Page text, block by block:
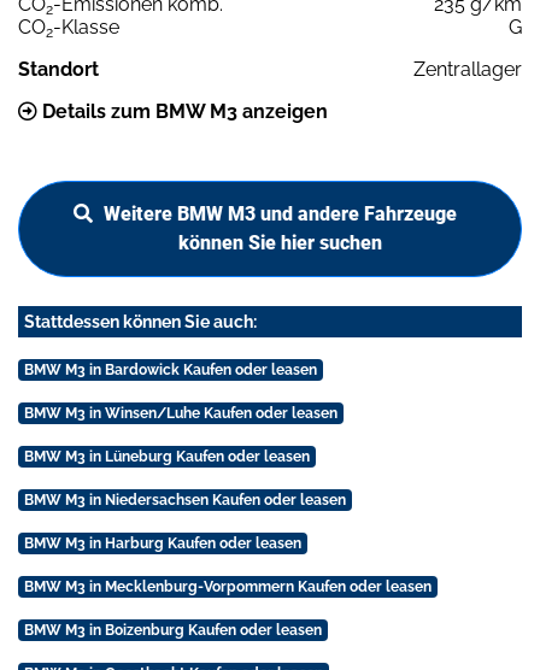
2
CO2-Klasse
G
Standort
Zentrallager
Details zum BMW M3 anzeigen
Weitere BMW M3 und andere Fahrzeuge
können Sie hier suchen
Stattdessen können Sie auch:
BMW M3 in Bardowick Kaufen oder leasen
BMW M3 in Winsen/Luhe Kaufen oder leasen
BMW M3 in Lüneburg Kaufen oder leasen
BMW M3 in Niedersachsen Kaufen oder leasen
BMW M3 in Harburg Kaufen oder leasen
BMW M3 in Mecklenburg-Vorpommern Kaufen oder leasen
BMW M3 in Boizenburg Kaufen oder leasen